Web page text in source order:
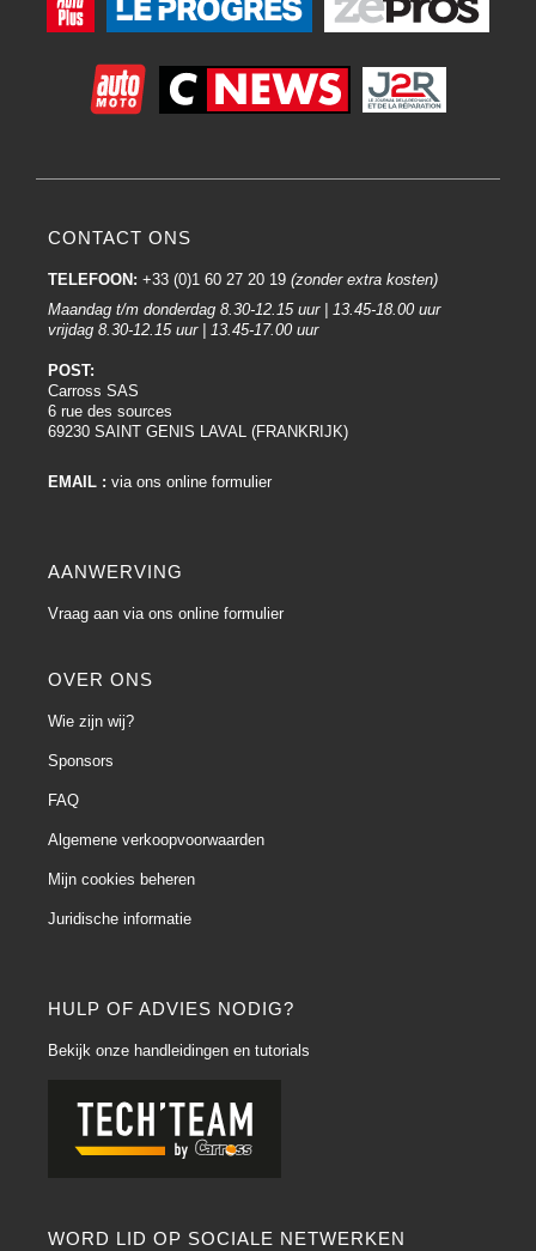
HULP OF ADVIES NODIG?
Bekijk onze handleidingen en tutorials
WORD LID OP SOCIALE NETWERKEN
CONTACT ONS
TELEFOON: +33 (0)1 60 27 20 19 (zonder extra kosten)
Maandag t/m donderdag 8.30-12.15 uur | 13.45-18.00 uur
vrijdag 8.30-12.15 uur | 13.45-17.00 uur
POST:
Carross SAS
6 rue des sources
69230 SAINT GENIS LAVAL (FRANKRIJK)
EMAIL : via ons online formulier
AANWERVING
Vraag aan via ons online formulier
OVER ONS
Wie zijn wij?
Sponsors
FAQ
Algemene verkoopvoorwaarden
Mijn cookies beheren
Juridische informatie